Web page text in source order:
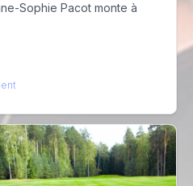
Sophie Pacot monte à